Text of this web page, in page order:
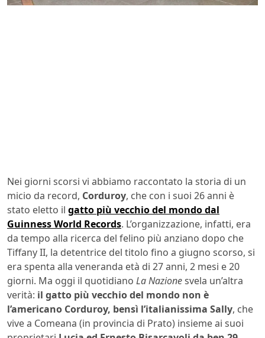
Nei giorni scorsi vi abbiamo raccontato la storia di un
micio da record, Corduroy, che con i suoi 26 anni è
stato eletto il gatto più vecchio del mondo dal
Guinness World Records. L’organizzazione, infatti, era
da tempo alla ricerca del felino più anziano dopo che
Tiffany II, la detentrice del titolo fino a giugno scorso, si
era spenta alla veneranda età di 27 anni, 2 mesi e 20
giorni. Ma oggi il quotidiano La Nazionesvela un’altra
verità: il gatto più vecchio del mondo non è
l’americano Corduroy, bensì l’italianissima Sally, che
vive a Comeana (in provincia di Prato) insieme ai suoi